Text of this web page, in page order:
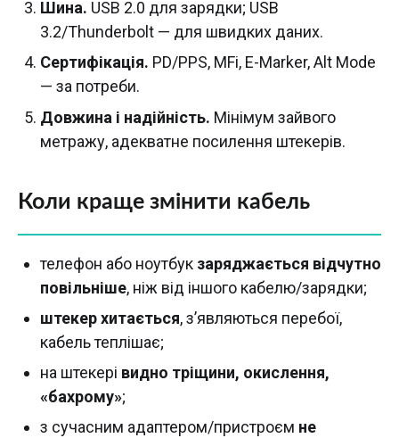
Шина. USB 2.0 для зарядки; USB
3.2/Thunderbolt — для швидких даних.
Сертифікація. PD/PPS, MFi, E-Marker, Alt Mode
— за потреби.
Довжина і надійність. Мінімум зайвого
метражу, адекватне посилення штекерів.
Коли краще змінити кабель
телефон або ноутбук заряджається відчутно
повільніше, ніж від іншого кабелю/зарядки;
штекер хитається, з’являються перебої,
кабель теплішає;
на штекері видно тріщини, окислення,
«бахрому»;
з сучасним адаптером/пристроєм не